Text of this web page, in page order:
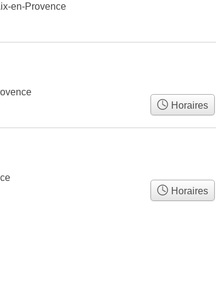
en-Provence
Horaires
Horaires